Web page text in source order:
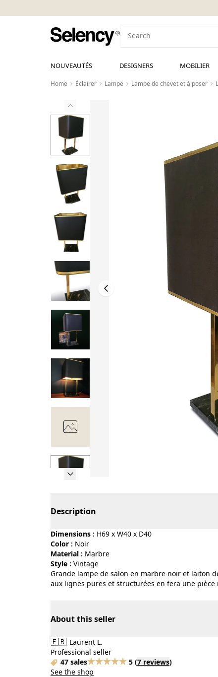
NOUVEAUTÉS DESIGNERS MOBILIER
Home Éclairer Lampe Lampe de chevet et à poser
Description
Dimensions : H69 x W40 x D40
Color :
noir
Material :
marbre
Style :
vintage
Grande lampe de salon en marbre noir et laiton
aux lignes pures et structurées en fera une
About this seller
🇫🇷 Laurent L.
Professional seller
47 sales
5 (7 reviews)
See the shop